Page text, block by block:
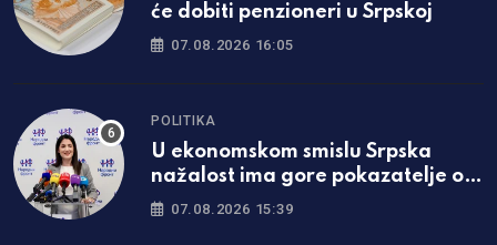
će dobiti penzioneri u Srpskoj
07.08.2026 16:05
POLITIKA
U ekonomskom smislu Srpska
nažalost ima gore pokazatelje od
Federacije
07.08.2026 15:39